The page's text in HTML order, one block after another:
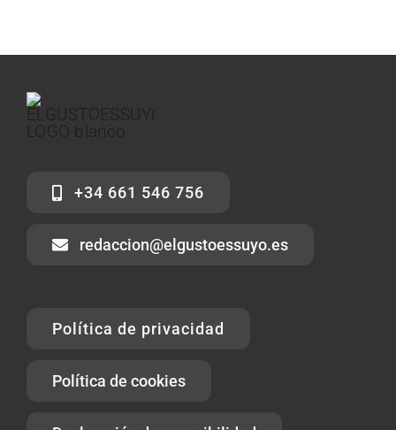
+34 661 546 756
redaccion@elgustoessuyo.es
Política de privacidad
Política de cookies